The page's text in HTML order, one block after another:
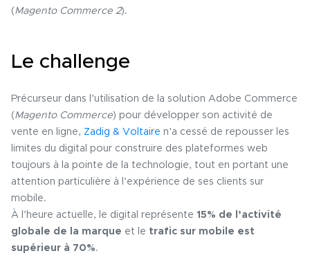
(Magento Commerce 2).
Le challenge
Précurseur dans l’utilisation de la solution Adobe Commerce
(Magento Commerce) pour développer son activité de
vente en ligne, Zadig & Voltaire n’a cessé de repousser les
limites du digital pour construire des plateformes web
toujours à la pointe de la technologie, tout en portant une
attention particulière à l’expérience de ses clients sur
mobile.
À l’heure actuelle, le digital représente 15% de l’activité
globale de la marque et le trafic sur mobile est
supérieur à 70%.